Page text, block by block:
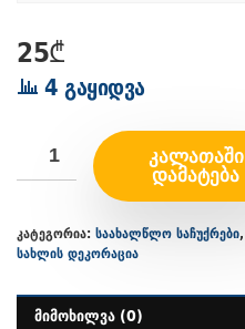
25₾
4 გაყიდვა
ᲙᲐᲚᲐᲗᲐᲨᲘ
ᲓᲐᲛᲐᲢᲔᲑᲐ
კატეგორია: საახალწლო საჩუქრები,
სახლის დეკორაცია
მიმოხილვა (0)